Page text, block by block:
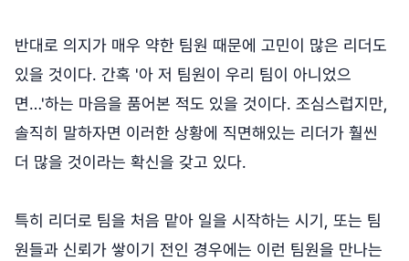
반대로 의지가 매우 약한 팀원 때문에 고민이 많은 리더도
있을 것이다. 간혹 '아 저 팀원이 우리 팀이 아니었으
면…'하는 마음을 품어본 적도 있을 것이다. 조심스럽지만,
솔직히 말하자면 이러한 상황에 직면해있는 리더가 훨씬
더 많을 것이라는 확신을 갖고 있다.
특히 리더로 팀을 처음 맡아 일을 시작하는 시기, 또는 팀
원들과 신뢰가 쌓이기 전인 경우에는 이런 팀원을 만나는